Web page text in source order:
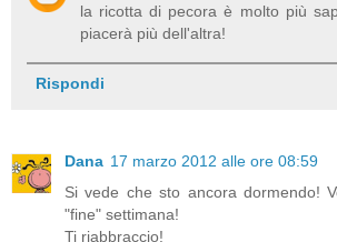
la ricotta di pecora è molto più
piacerà più dell'altra!
Rispondi
Dana 17 marzo 2012 alle ore 08:59
Si vede che sto ancora dormendo!
"fine" settimana!
Ti riabbraccio!